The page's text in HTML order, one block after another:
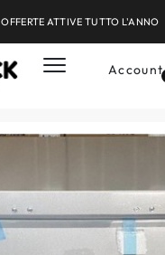
OFFERTE ATTIVE TUTTO L'ANNO
Account